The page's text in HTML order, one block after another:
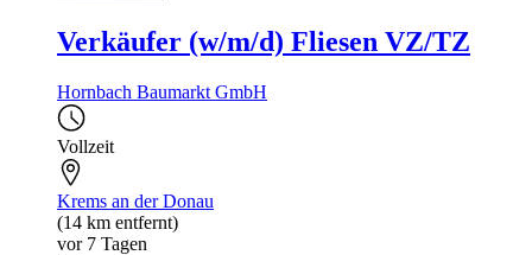
Verkäufer (w/m/d) Fliesen VZ/TZ
Hornbach Baumarkt GmbH
Vollzeit
Krems an der Donau
(14 km entfernt)
vor 7 Tagen